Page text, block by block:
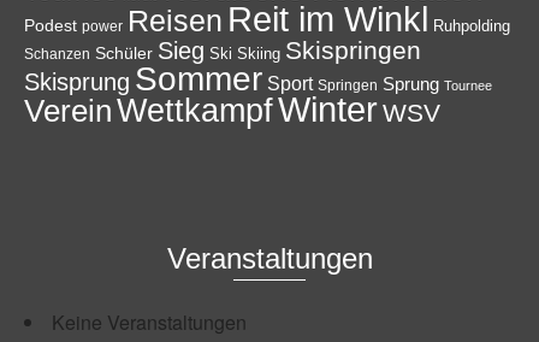
Podest power Reisen Reit im Winkl Ruhpolding
Schanzen Schüler Sieg Ski Skiing Skispringen
Skisprung Sommer Sport Springen Sprung Tournee
VereinWettkampfWinterWSV
Veranstaltungen
Keine Veranstaltungen